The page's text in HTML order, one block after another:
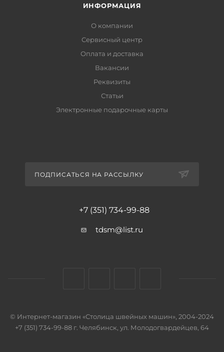
ИНФОРМАЦИЯ
О компании
Сервисный центр
Оплата и доставка
Вакансии
Реквизиты
Статьи
Электронные подарочные карты
ПОДПИСАТЬСЯ НА РАССЫЛКУ
+7 (351) 734-99-88
tdsm@list.ru
© Интернет-магазин «Столица швейных машин», 2004-2024
+7 (351) 734-99-88 г. Челябинск, ул. Молодогвардейцев, 64